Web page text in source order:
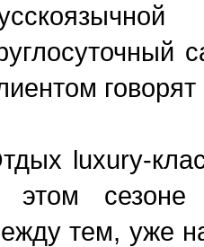
luxury-
этом сезоне
тем, уже